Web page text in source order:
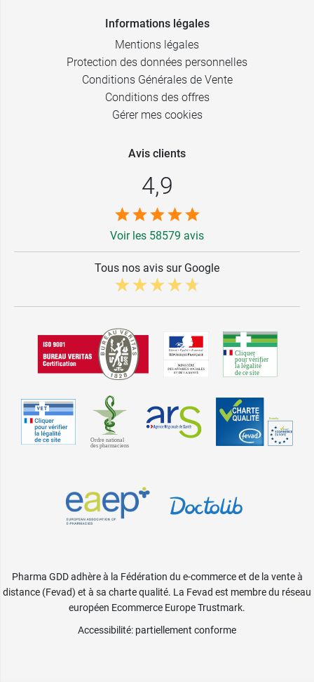
Informations légales
Mentions légales
Protection des données personnelles
Conditions Générales de Vente
Conditions des offres
Gérer mes cookies
Avis clients
4,9
Voir les 58579 avis
Tous nos avis sur Google
Pharma GDD adhère à la Fédération du e-commerce et de la vente à
distance (Fevad) et à sa charte qualité. La Fevad est membre du réseau
européen Ecommerce Europe Trustmark.
Accessibilité: partiellement conforme